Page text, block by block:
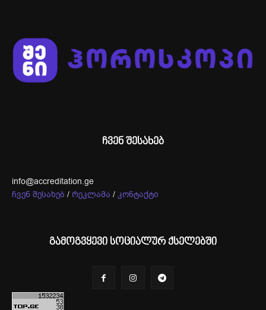
ჩვენ შესახებ
info@accreditation.ge
ჩვენ შესახებ / რეკლამა / კონტაქტი
გამოგვყევი სოციალურ ქსელებში